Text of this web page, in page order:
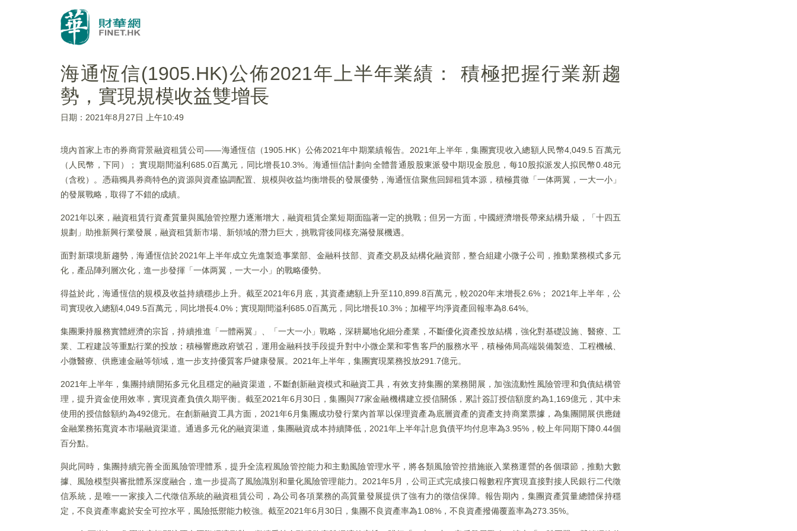
海通恆信(1905.HK)公佈2021年上半年業績： 積極把握行業新趨
勢，實現規模收益雙增長
日期：2021年8月27日 上午10:49
境內首家上市的券商背景融資租賃公司——海通恆信（1905.HK）公佈2021年中期業績報告。2021年上半年，集團實現收入總額人民幣4,049.5 百萬元
（人民幣，下同）； 實現期間溢利685.0百萬元，同比增長10.3%。海通恒信計劃向全體普通股股東派發中期現金股息，每10股拟派发人拟民幣0.48元
（含稅）。憑藉獨具券商特色的資源與資產協調配置、規模與收益均衡增長的發展優勢，海通恆信聚焦回歸租賃本源，積極貫徹「一体两翼，一大一小」
的發展戰略，取得了不錯的成績。
2021年以來，融資租賃行資產質量與風險管控壓力逐漸增大，融資租賃企業短期面臨著一定的挑戰；但另一方面，中國經濟增長帶來結構升級，「十四五
規劃」助推新興行業發展，融資租賃新市場、新領域的潛力巨大，挑戰背後同樣充滿發展機遇。
面對新環境新趨勢，海通恆信於2021年上半年成立先進製造事業部、金融科技部、資產交易及結構化融資部，整合組建小微子公司，推動業務模式多元
化，產品陣列層次化，進一步發揮「一体两翼，一大一小」的戰略優勢。
得益於此，海通恆信的規模及收益持續穩步上升。截至2021年6月底，其資產總額上升至110,899.8百萬元，較2020年末增長2.6%； 2021年上半年，公
司實現收入總額4,049.5百萬元，同比增長4.0%；實現期間溢利685.0百萬元，同比增長10.3%；加權平均淨資產回報率為8.64%。
集團秉持服務實體經濟的宗旨，持續推進「一體兩翼」、「一大一小」戰略，深耕屬地化細分產業，不斷優化資產投放結構，強化對基礎設施、醫療、工
業、工程建設等重點行業的投放；積極響應政府號召，運用金融科技手段提升對中小微企業和零售客戶的服務水平，積極佈局高端裝備製造、工程機械、
小微醫療、供應連金融等領域，進一步支持優質客戶健康發展。2021年上半年，集團實現業務投放291.7億元。
2021年上半年，集團持續開拓多元化且穩定的融資渠道，不斷創新融資模式和融資工具，有效支持集團的業務開展，加強流動性風險管理和負債結構管
理，提升資金使用效率，實現資產負債久期平衡。截至2021年6月30日，集團與77家金融機構建立授信關係，累計簽訂授信額度約為1,169億元，其中未
使用的授信餘額約為492億元。在創新融資工具方面，2021年6月集團成功發行業內首單以保理資產為底層資產的資產支持商業票據，為集團開展供應鏈
金融業務拓寬資本市場融資渠道。通過多元化的融資渠道，集團融資成本持續降低，2021年上半年計息負債平均付息率為3.95%，較上年同期下降0.44個
百分點。
與此同時，集團持續完善全面風險管理體系，提升全流程風險管控能力和主動風險管理水平，將各類風險管控措施嵌入業務運營的各個環節，推動大數
據、風險模型與審批體系深度融合，進一步提高了風險識別和量化風險管理能力。2021年5月，公司正式完成接口報數程序實現直接對接人民銀行二代徵
信系統，是唯一一家接入二代徵信系統的融資租賃公司，為公司各項業務的高質量發展提供了強有力的徵信保障。報告期內，集團資產質量總體保持穩
定，不良資產率處於安全可控水平，風險抵禦能力較強。截至2021年6月30日，集團不良資產率為1.08%，不良資產撥備覆蓋率為273.35%。